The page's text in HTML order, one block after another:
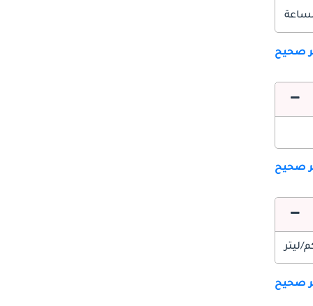
صحيح
صحيح
صحيح